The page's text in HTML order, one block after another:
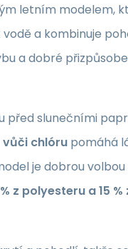
letním modelem,
a kombinuje
a dobré
před slunečními
chlóru pomáhá
je dobrou
z polyesteru a 15